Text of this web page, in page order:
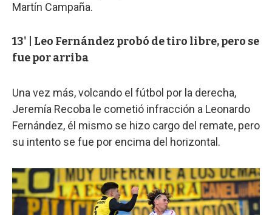
Martín Campaña.
13' | Leo Fernández probó de tiro libre, pero se
fue por arriba
Una vez más, volcando el fútbol por la derecha,
Jeremía Recoba le cometió infracción a Leonardo
Fernández, él mismo se hizo cargo del remate, pero
su intento se fue por encima del horizontal.